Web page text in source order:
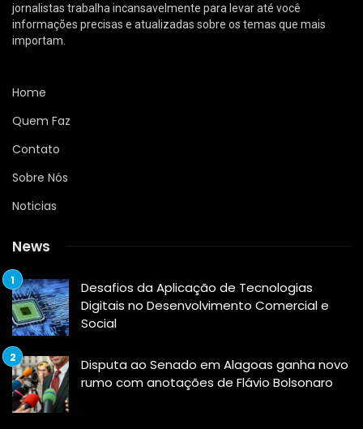
jornalistas trabalha incansavelmente para levar até você
informações precisas e atualizadas sobre os temas que mais
importam.
Home
Quem Faz
Contato
Sobre Nós
Noticias
News
Desafios da Aplicação de Tecnologias
Digitais no Desenvolvimento Comercial e
Social
Disputa ao Senado em Alagoas ganha novo
rumo com anotações de Flávio Bolsonaro